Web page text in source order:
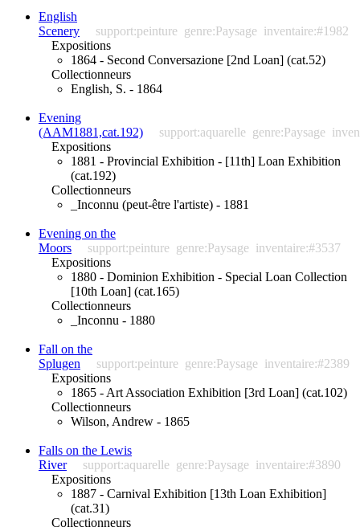
English
Scenery
support:peinture genre:Paysage inventaire:#1982
Expositions
1864 - Second Conversazione [2nd Loan] (cat.52)
Collectionneurs
English, S. - 1864
Evening
(AAM1881,cat.192)
support:aquarelle genre:Paysage
Expositions
1881 - Provincial Exhibition - [11th] Loan Exhibition
(cat.192)
Collectionneurs
_Inconnu (peut-être l'artiste) - 1881
Evening on the
Moors
support:peinture genre:Paysage inventaire:#3537
Expositions
1880 - Dominion Exhibition - Special Loan Collection
[10th Loan] (cat.165)
Collectionneurs
_Inconnu - 1880
Fall on the
Splugen
support:peinture genre:Paysage inventaire:#2389
Expositions
1865 - Art Association Exhibition [3rd Loan] (cat.102)
Collectionneurs
Wilson, Andrew - 1865
Falls on the Lewis
River
support:aquarelle genre:Paysage inventaire:#3890
Expositions
1887 - Carnival Exhibition [13th Loan Exhibition]
(cat.31)
Collectionneurs